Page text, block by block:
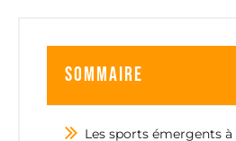
Sommaire